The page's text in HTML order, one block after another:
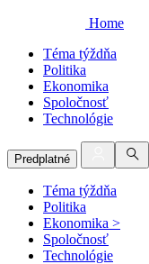
Home
Téma týždňa
Politika
Ekonomika
Spoločnosť
Technológie
Predplatné
Téma týždňa
Politika
Ekonomika >
Spoločnosť
Technológie